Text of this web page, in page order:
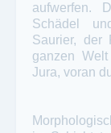
aufwerfen.
Schädel
Saurier, der
ganzen
Jura, voran